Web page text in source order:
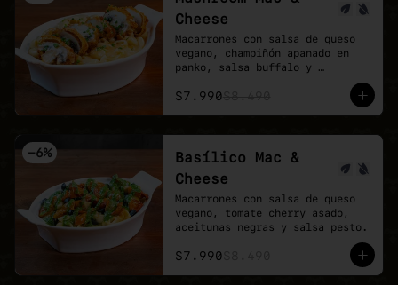
Cheese
Macarrones con salsa de queso
vegano, champiñón apanado en
panko, salsa buffalo y
$7.990
-6%
Basílico Mac &
Cheese
Macarrones con salsa de queso
vegano, tomate cherry asado,
aceitunas negras y salsa pesto.
$7.990